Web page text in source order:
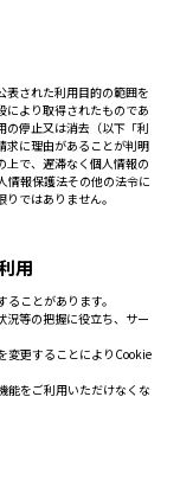
表された利用目的の範囲を
により取得されたものであ
の停止又は消去（以下「利
求に理由があることが判明
上で、遅滞なく個人情報の
情報保護法その他の法令に
ではありません。
用
ことがあります。
況等の把握に役立ち、サー
変更することによりCookie
能をご利用いただけなくな